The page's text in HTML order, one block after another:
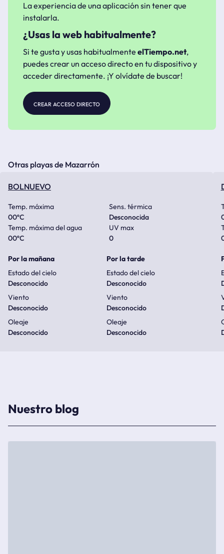
La experiencia de una aplicación sin tener que
instalarla.
¿Usas la web habitualmente?
Si te gusta y usas habitualmente elTiempo.net,
puedes crear un acceso directo en tu dispositivo y
acceder directamente. ¡Y olvídate de buscar!
crear acceso directo
Otras playas de Mazarrón
BOLNUEVO
Temp. máxima
00ºC
Sens. térmica
Desconocida
Temp. máxima del agua
00ºC
UV max
0
Por la mañana
Estado del cielo
Desconocido
Viento
Desconocido
Oleaje
Desconocido
Por la tarde
Estado del cielo
Desconocido
Viento
Desconocido
Oleaje
Desconocido
Nuestro blog